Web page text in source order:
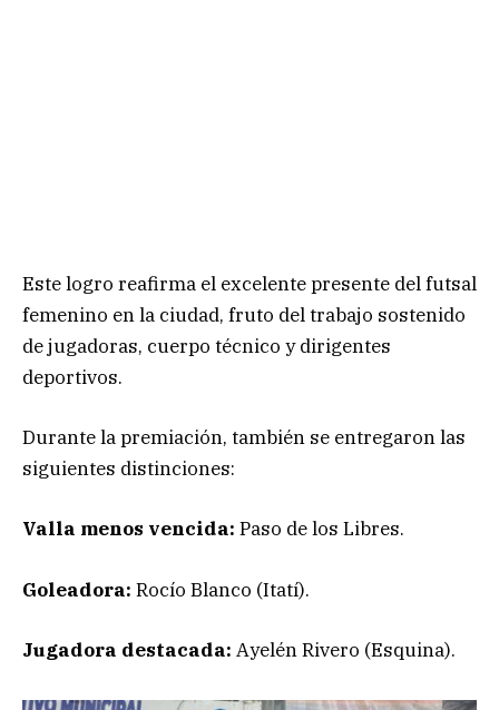
Este logro reafirma el excelente presente del futsal
femenino en la ciudad, fruto del trabajo sostenido
de jugadoras, cuerpo técnico y dirigentes
deportivos.
Durante la premiación, también se entregaron las
siguientes distinciones:
Valla menos vencida: Paso de los Libres.
Goleadora: Rocío Blanco (Itatí).
Jugadora destacada: Ayelén Rivero (Esquina).